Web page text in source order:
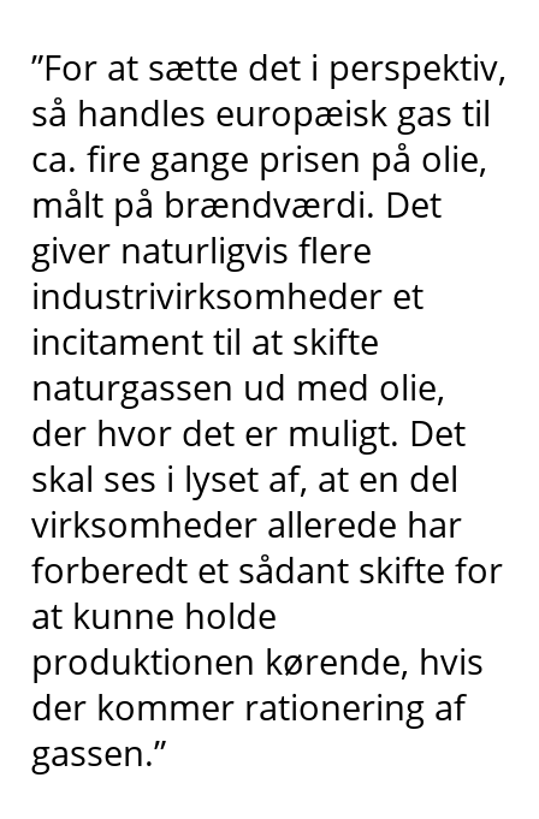
”For at sætte det i perspektiv,
så handles europæisk gas til
ca. fire gange prisen på olie,
målt på brændværdi. Det
giver naturligvis flere
industrivirksomheder et
incitament til at skifte
naturgassen ud med olie,
der hvor det er muligt. Det
skal ses i lyset af, at en del
virksomheder allerede har
forberedt et sådant skifte for
at kunne holde
produktionen kørende, hvis
der kommer rationering af
gassen.”